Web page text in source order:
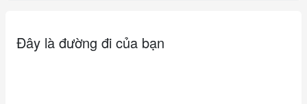
Đây là đường đi của bạn